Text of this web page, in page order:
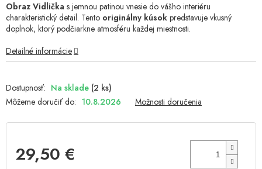
Na sklade (2 ks)
Môžeme doručiť do: 10.8.2026 Možnosti doručenia
29,50 €
Obraz Vidlička s jemnou patinou vnesie do vášho interiéru
charakteristický detail. Tento originálny kúsok predstavuje vkusný
doplnok, ktorý podčiarkne atmosféru každej miestnosti.
Detailné informácie
z
5
hviezdičiek.